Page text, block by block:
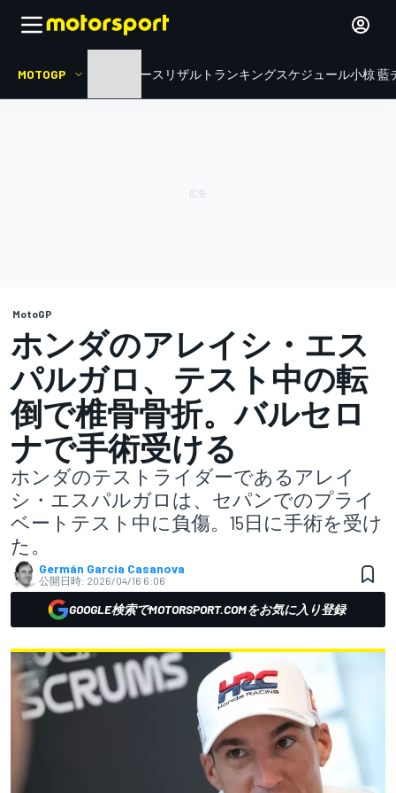
MOTOGP ニュース リザルト ランキングスケジュール小椋 藍
MotoGP
ホンダのアレイシ・エス
パルガロ、テスト中の転
倒で椎骨骨折。バルセロ
ナで手術受ける
ホンダのテストライダーであるアレイ
シ・エスパルガロは、セパンでのプライ
ベートテスト中に負傷。15日に手術を受け
た。
Germán Garcia Casanova
公開日時: 2026/04/16 6:06
GOOGLE検索でMOTORSPORT.COMをお気に入り登録